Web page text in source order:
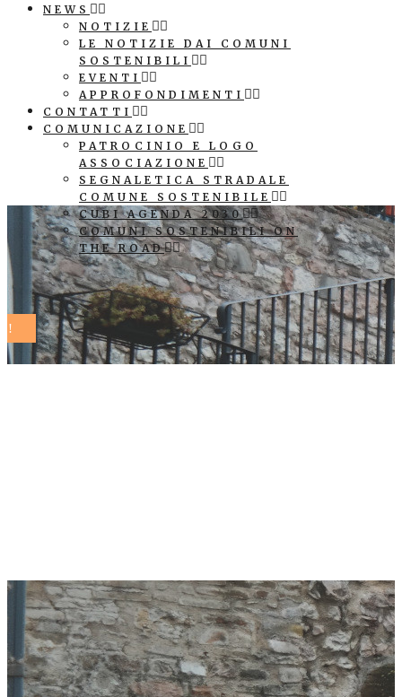
NEWS
NOTIZIE
LE NOTIZIE DAI COMUNI
SOSTENIBILI
EVENTI
APPROFONDIMENTI
CONTATTI
COMUNICAZIONE
PATROCINIO E LOGO
ASSOCIAZIONE
SEGNALETICA STRADALE
COMUNE SOSTENIBILE
CUBI AGENDA 2030
COMUNI SOSTENIBILI ON
THE ROAD